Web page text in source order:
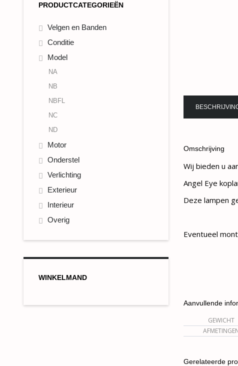
Omschrijving
Wij bieden u
Angel Eye
Deze lampen
Eventueel
Aanvullende
GEWICHT
Gerelateerde
PRODUCTCATEGORIEËN
Velgen en Banden
Conditie
Model
NA
NB
NBFL
NC
ND
Motor
Onderstel
Verlichting
Exterieur
Interieur
Overig
WINKELMAND